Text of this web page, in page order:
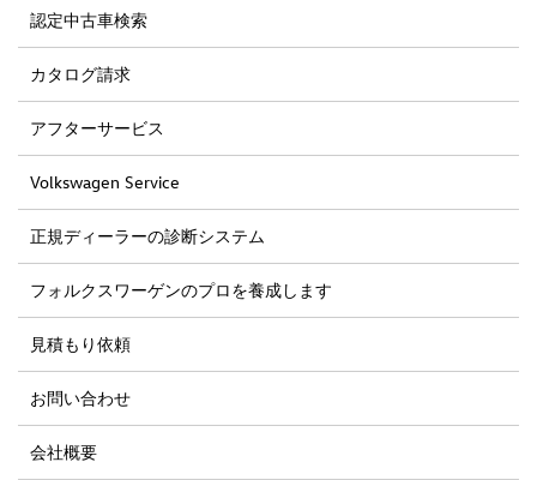
認定中古車検索
カタログ請求
アフターサービス
Volkswagen Service
正規ディーラーの診断システム
フォルクスワーゲンのプロを養成します
見積もり依頼
お問い合わせ
会社概要